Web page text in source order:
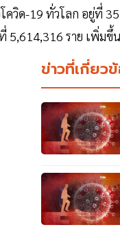
ควิด-19 ทั่วโลก อยู่ที่
5,614,316 ราย เพิ่ม
ข่าวที่เกี่ยว